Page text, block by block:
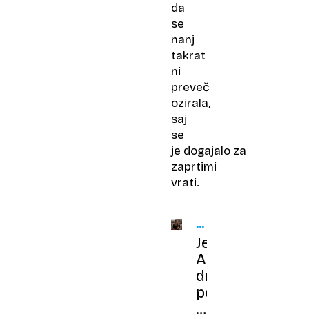
da
se
nanj
takrat
ni
preveč
ozirala,
saj
se
je dogajalo za
zaprtimi
vrati.
SVET
ZNANIH
Jennifer
Aniston
držijo
pokonci
njeni